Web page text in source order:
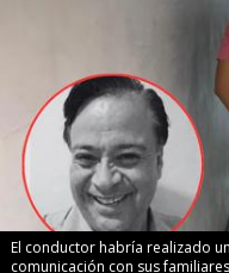
El conductor habría realizado
comunicación con sus